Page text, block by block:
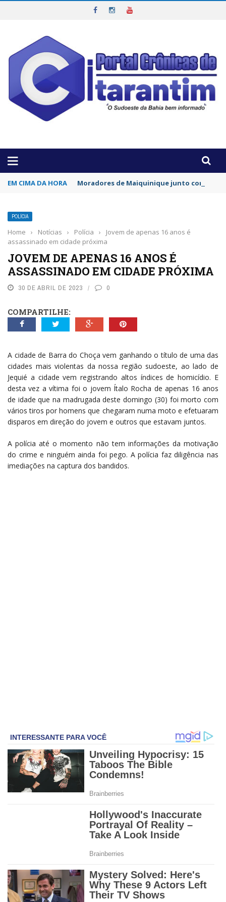
EM CIMA DA HORA Moradores de Maiquinique junto com a
POLÍCIA
Home › Notícias › Polícia ›
Jovem de apenas 16 anos é
assassinado em cidade próxima
JOVEM DE APENAS 16 ANOS É
ASSASSINADO EM CIDADE PRÓXIMA
30 DE ABRIL DE 2023 0
COMPARTILHE:
A cidade de Barra do Choça vem ganhando o título de uma das
cidades mais violentas da nossa região sudoeste, ao lado de
Jequié a cidade vem registrando altos índices de homicídio. E
desta vez a vítima foi o jovem Ítalo Rocha de apenas 16 anos
de idade que na madrugada deste domingo (30) foi morto com
vários tiros por homens que chegaram numa moto e efetuaram
disparos em direção do jovem e outros que estavam juntos.
A polícia até o momento não tem informações da motivação
do crime e ninguém ainda foi pego. A polícia faz diligência nas
imediações na captura dos bandidos.